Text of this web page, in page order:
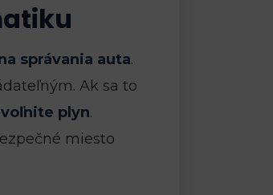
správania auta.
Ak sa to
plyn.
miesto